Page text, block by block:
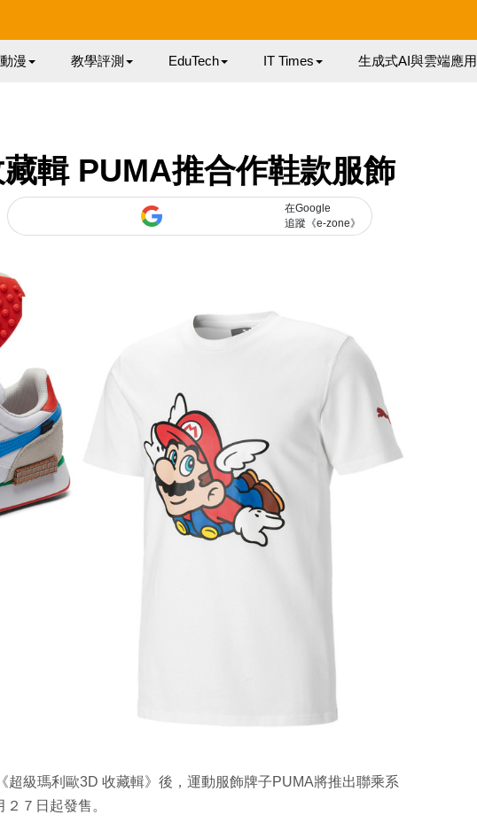
漫 教學評測 EduTech IT Times 生成式AI與雲端應用
輯 PUMA推合作鞋款服飾
在Google
追蹤《e-zone》
超級瑪利歐3D 收藏輯》後，運動服飾牌子PUMA將推出聯乘系
７日起發售。